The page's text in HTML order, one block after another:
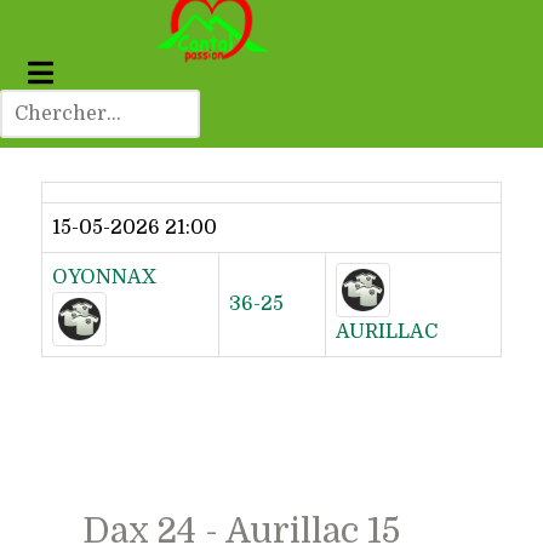
Dernier résultat
15-05-2026 21:00
OYONNAX
36-25
AURILLAC
Dax 24 - Aurillac 15